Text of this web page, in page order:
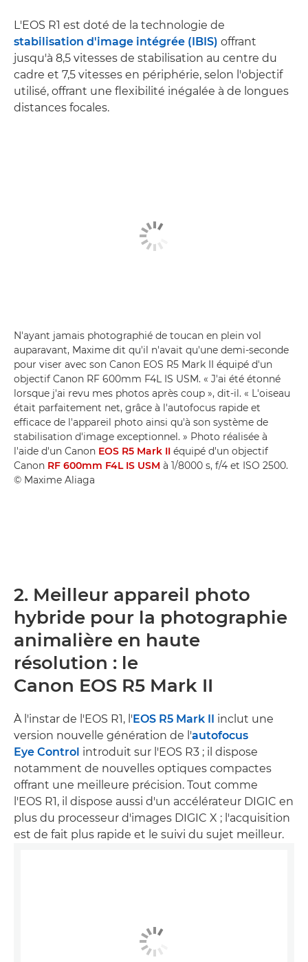
L'EOS R1 est doté de la technologie de
stabilisation d'image intégrée (IBIS) offrant
jusqu'à 8,5 vitesses de stabilisation au centre du
cadre et 7,5 vitesses en périphérie, selon l'objectif
utilisé, offrant une flexibilité inégalée à de longues
distances focales.
N'ayant jamais photographié de toucan en plein vol
auparavant, Maxime dit qu'il n'avait qu'une demi-seconde
pour viser avec son Canon EOS R5 Mark II équipé d'un
objectif Canon RF 600mm F4L IS USM. « J'ai été étonné
lorsque j'ai revu mes photos après coup », dit-il. « L'oiseau
était parfaitement net, grâce à l'autofocus rapide et
efficace de l'appareil photo ainsi qu'à son système de
stabilisation d'image exceptionnel. » Photo réalisée à
l'aide d'un Canon EOS R5 Mark II équipé d'un objectif
Canon RF 600mm F4L IS USM à 1/8000 s, f/4 et ISO 2500.
© Maxime Aliaga
2. Meilleur appareil photo
hybride pour la photographie
animalière en haute
résolution : le
Canon EOS R5 Mark II
À l'instar de l'EOS R1, l' EOS R5 Mark II
inclut une
version nouvelle génération de l'autofocus
Eye Control introduit sur l'EOS R3 ; il dispose
notamment de nouvelles optiques compactes
offrant une meilleure précision. Tout comme
l'EOS R1, il dispose aussi d'un accélérateur DIGIC en
plus du processeur d'images DIGIC X ; l'acquisition
est de fait plus rapide et le suivi du sujet meilleur.